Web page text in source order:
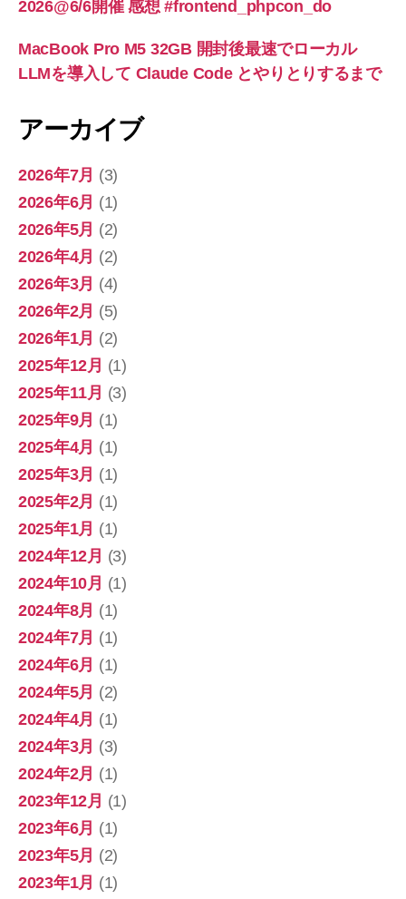
2026@6/6開催 感想 #frontend_phpcon_do
MacBook Pro M5 32GB 開封後最速でローカル
LLMを導入して Claude Code とやりとりするまで
アーカイブ
2026年7月 (3)
2026年6月 (1)
2026年5月 (2)
2026年4月 (2)
2026年3月 (4)
2026年2月 (5)
2026年1月 (2)
2025年12月 (1)
2025年11月 (3)
2025年9月 (1)
2025年4月 (1)
2025年3月 (1)
2025年2月 (1)
2025年1月 (1)
2024年12月 (3)
2024年10月 (1)
2024年8月 (1)
2024年7月 (1)
2024年6月 (1)
2024年5月 (2)
2024年4月 (1)
2024年3月 (3)
2024年2月 (1)
2023年12月 (1)
2023年6月 (1)
2023年5月 (2)
2023年1月 (1)